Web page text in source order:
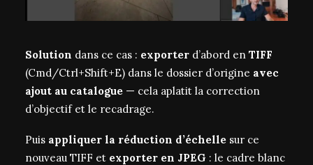
Solution dans ce cas : exporter d’abord en TIFF
(Cmd/Ctrl+Shift+E) dans le dossier d’origine avec
ajout au catalogue — cela aplatit la correction
d’objectif et le recadrage.
Puis appliquer la réduction d’échelle sur ce
nouveau TIFF et exporter en JPEG : le cadre blanc